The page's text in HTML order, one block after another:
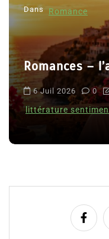
Dans Romance
Romances –
6 Juil 2026 0
littérature